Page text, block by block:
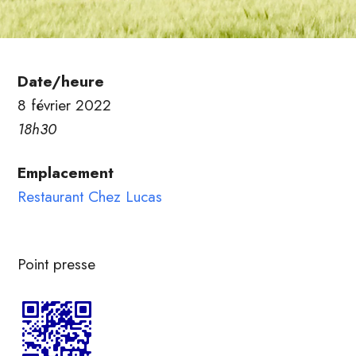
Date/heure
8 février 2022
18h30
Emplacement
Restaurant Chez Lucas
Point presse